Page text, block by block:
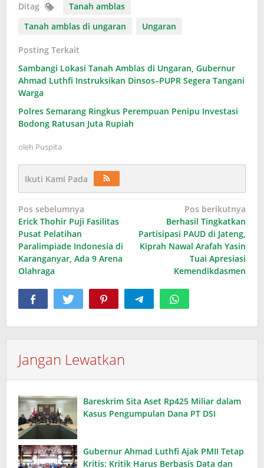
Ditag
Tanah amblas
Tanah amblas di ungaran
Ungaran
Posting Terkait
Sambangi Lokasi Tanah Amblas di Ungaran, Gubernur
Ahmad Luthfi Instruksikan Dinsos–PUPR Segera Tangani
Warga
Polres Semarang Ringkus Perempuan Penipu Investasi
Bodong Ratusan Juta Rupiah
oleh Puspita
Ikuti Kami Pada
Navigasi
pos
Pos sebelumnya
Erick Thohir Puji Fasilitas
Pusat Pelatihan
Paralimpiade Indonesia di
Karanganyar, Ada 9 Arena
Olahraga
Pos berikutnya
Berhasil Tingkatkan
Partisipasi PAUD di Jateng,
Kiprah Nawal Arafah Yasin
Tuai Apresiasi
Kemendikdasmen
Jangan Lewatkan
Bareskrim Sita Aset Rp425 Miliar dalam
Kasus Pengumpulan Dana PT DSI
Gubernur Ahmad Luthfi Ajak PMII Tetap
Kritis: Kritik Harus Berbasis Data dan